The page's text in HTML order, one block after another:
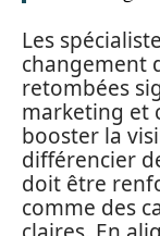
Les
changement
retombées
marketing et
booster la
différencier
doit être
comme des